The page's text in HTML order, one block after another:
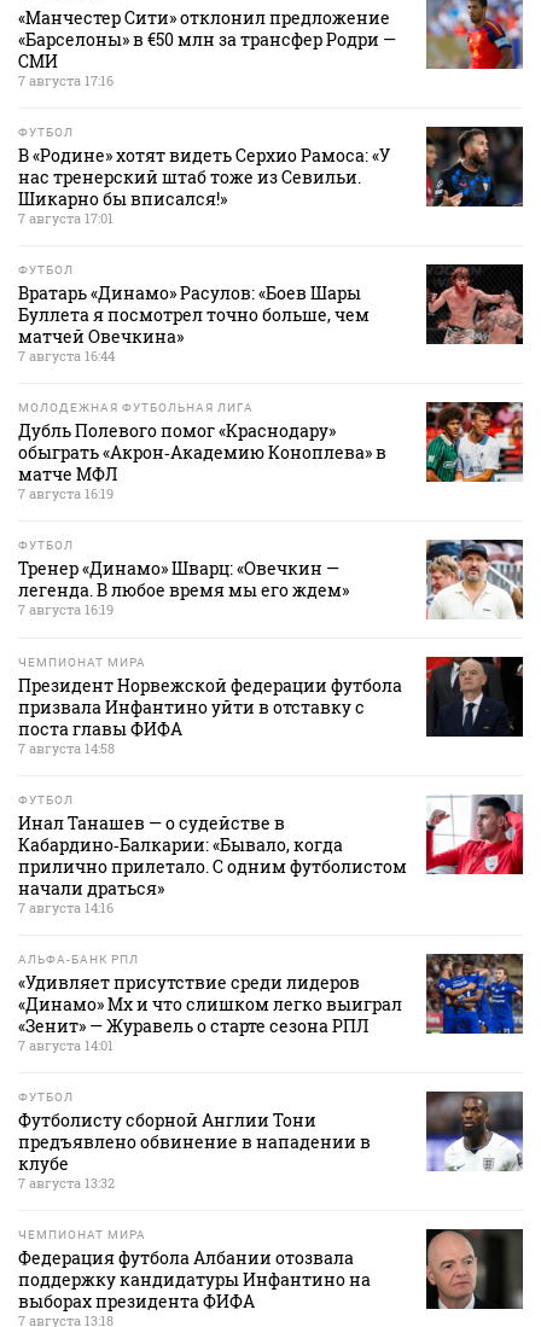
«Манчестер Сити» отклонил предложение
«Барселоны» в €50 млн за трансфер Родри —
СМИ
7 августа 17:16
ФУТБОЛ
В «Родине» хотят видеть Серхио Рамоса: «У
нас тренерский штаб тоже из Севильи.
Шикарно бы вписался!»
7 августа 17:01
ФУТБОЛ
Вратарь «Динамо» Расулов: «Боев Шары
Буллета я посмотрел точно больше, чем
матчей Овечкина»
7 августа 16:44
МОЛОДЕЖНАЯ ФУТБОЛЬНАЯ ЛИГА
Дубль Полевого помог «Краснодару»
обыграть «Акрон‑Академию Коноплева» в
матче МФЛ
7 августа 16:19
ФУТБОЛ
Тренер «Динамо» Шварц: «Овечкин —
легенда. В любое время мы его ждем»
7 августа 16:19
ЧЕМПИОНАТ МИРА
Президент Норвежской федерации футбола
призвала Инфантино уйти в отставку с
поста главы ФИФА
7 августа 14:58
ФУТБОЛ
Инал Танашев — о судействе в
Кабардино‑Балкарии: «Бывало, когда
прилично прилетало. С одним футболистом
начали драться»
7 августа 14:16
АЛЬФА-БАНК РПЛ
«Удивляет присутствие среди лидеров
«Динамо» Мх и что слишком легко выиграл
«Зенит» — Журавель о старте сезона РПЛ
7 августа 14:01
ФУТБОЛ
Футболисту сборной Англии Тони
предъявлено обвинение в нападении в
клубе
7 августа 13:32
ЧЕМПИОНАТ МИРА
Федерация футбола Албании отозвала
поддержку кандидатуры Инфантино на
выборах президента ФИФА
7 августа 13:18